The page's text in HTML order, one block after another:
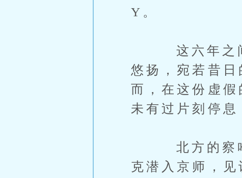
Y。
这六年之间
悠扬，宛若昔
而，在这份虚
未有过片刻停息
北方的察哈
克潜入京师，